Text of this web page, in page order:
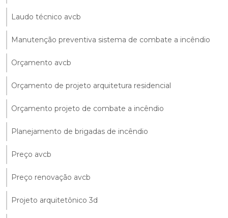
Laudo técnico avcb
Manutenção preventiva sistema de combate a incêndio
Orçamento avcb
Orçamento de projeto arquitetura residencial
Orçamento projeto de combate a incêndio
Planejamento de brigadas de incêndio
Preço avcb
Preço renovação avcb
Projeto arquitetônico 3d